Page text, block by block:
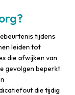
tijdens
leiden tot
die afwijken van
gevolgen beperkt
die tijdig